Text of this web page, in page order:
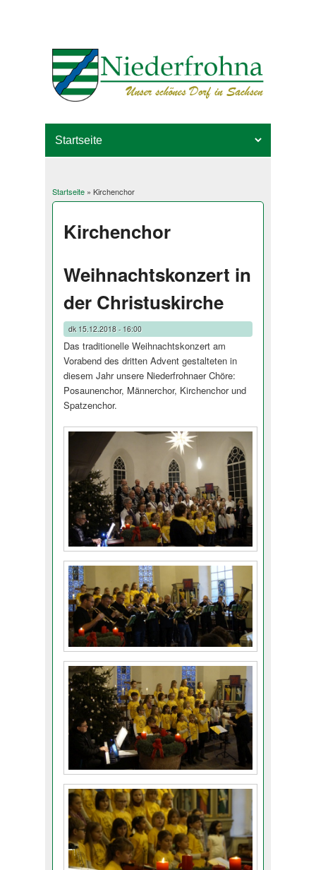
Sie sind hier
Startseite» Kirchenchor
Kirchenchor
Weihnachtskonzert in
der Christuskirche
dk15.12.2018 - 16:00
Das traditionelle Weihnachtskonzert am
Vorabend des dritten Advent gestalteten in
diesem Jahr unsere Niederfrohnaer Chöre:
Posaunenchor, Männerchor, Kirchenchor und
Spatzenchor.